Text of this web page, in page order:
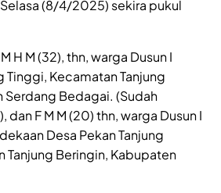
(8/4/2025) sekira pukul
H M (32), thn, warga Dusun I
Tinggi, Kecamatan Tanjung
Serdang Bedagai. (Sudah
dan F M M (20) thn, warga Dusun I
Desa Pekan Tanjung
Tanjung Beringin, Kabupaten